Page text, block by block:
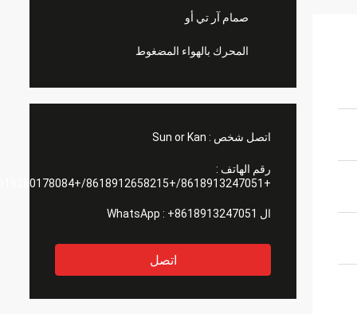
صمام آر تي أو
المحرك بالهواء المضغوط
اتصل شخص : Sun or Kan
رقم الهاتف :
+8618913247051/+8618912658215/+8618260178084
ال WhatsApp : +8618913247051
اتصل